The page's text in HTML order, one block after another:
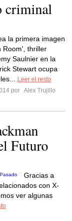
criminal
la primera imagen
Room', thriller
Saulnier en la
Stewart ocupa
Leer el resto
por Alex Trujillo
Futuro
Gracias a
con X-
ver algunas